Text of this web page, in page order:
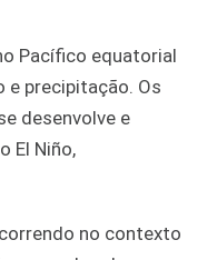
Pacífico equatorial
precipitação. Os
desenvolve e
El Niño,
no contexto